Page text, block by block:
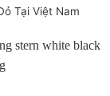
Tại Việt Nam